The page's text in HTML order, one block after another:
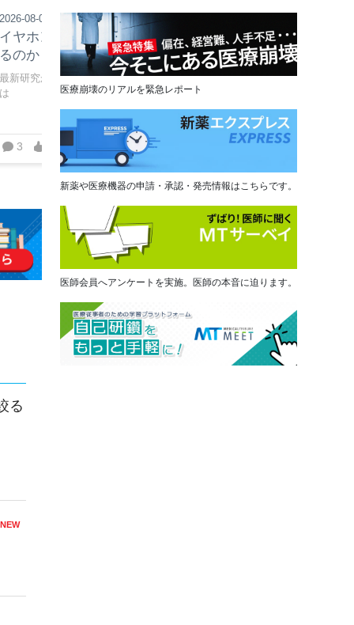
NEW
2026-08-06
イヤホン難聴は本当に増えてい
るのか？
NEW
最新研究から考える「安全な聴こえ」と
は
3
難病法施行から10年
はどう変わった？
指定難病検討委員会前委員
1 41
る
NEW
医療崩壊のリアルを緊急レポート
新薬や医療機器の申請・承認・発売情報はこちらです。
医師会員へアンケートを実施。医師の本音に迫ります。